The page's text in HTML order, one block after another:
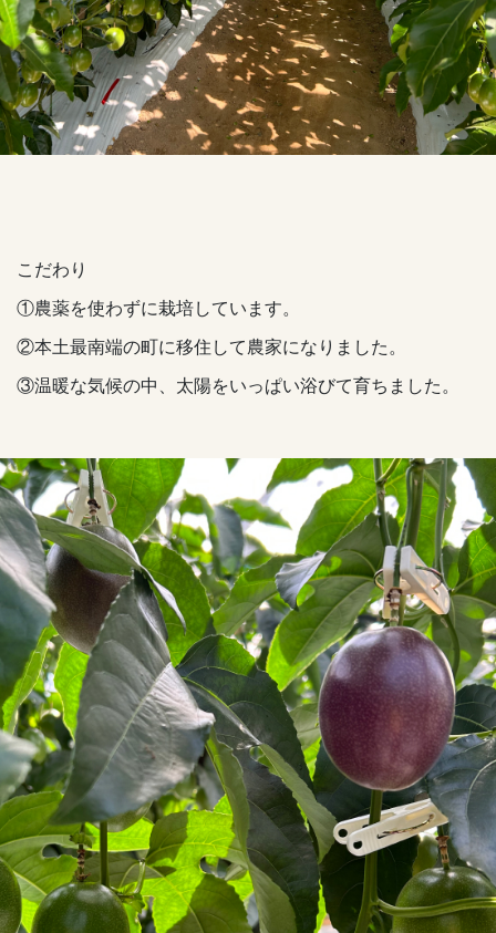
こだわり
①農薬を使わずに栽培しています。
②本土最南端の町に移住して農家になりました。
③温暖な気候の中、太陽をいっぱい浴びて育ちました。